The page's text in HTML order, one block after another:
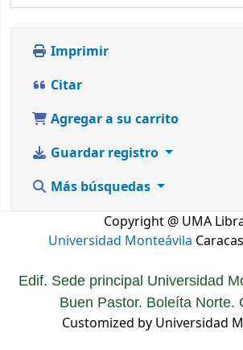
Imprimir
Citar
Agregar a su carrito
Guardar registro
Más búsquedas
Copyright @ UMA
Universidad Monteávila
Edif. Sede principal Universidad
Buen Pastor. Boleíta Norte.
Customized by Universidad